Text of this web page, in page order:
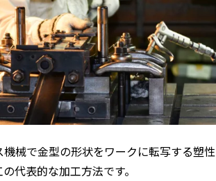
械で金型の形状をワークに転写する塑性
代表的な加工方法です。